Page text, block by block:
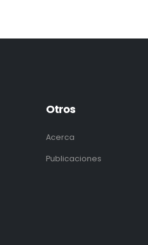
Otros
Acerca
Publicaciones